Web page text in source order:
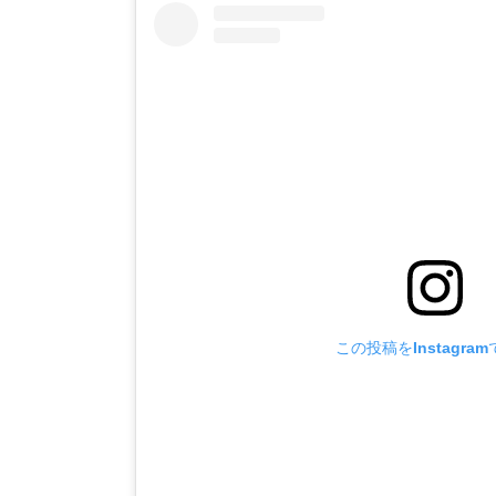
この投稿をInstagram